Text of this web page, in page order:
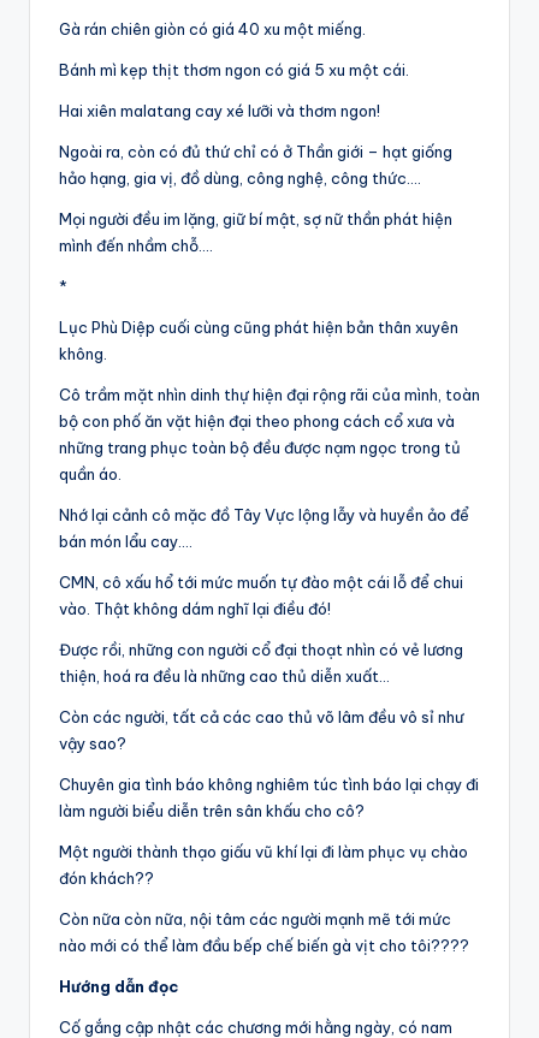
Gà rán chiên giòn có giá 40 xu một miếng.
Bánh mì kẹp thịt thơm ngon có giá 5 xu một cái.
Hai xiên malatang cay xé lưỡi và thơm ngon!
Ngoài ra, còn có đủ thứ chỉ có ở Thần giới – hạt giống
hảo hạng, gia vị, đồ dùng, công nghệ, công thức….
Mọi người đều im lặng, giữ bí mật, sợ nữ thần phát hiện
mình đến nhầm chỗ….
*
Lục Phù Diệp cuối cùng cũng phát hiện bản thân xuyên
không.
Cô trầm mặt nhìn dinh thự hiện đại rộng rãi của mình, toàn
bộ con phố ăn vặt hiện đại theo phong cách cổ xưa và
những trang phục toàn bộ đều được nạm ngọc trong tủ
quần áo.
Nhớ lại cảnh cô mặc đồ Tây Vực lộng lẫy và huyền ảo để
bán món lẩu cay….
CMN, cô xấu hổ tới mức muốn tự đào một cái lỗ để chui
vào. Thật không dám nghĩ lại điều đó!
Được rồi, những con người cổ đại thoạt nhìn có vẻ lương
thiện, hoá ra đều là những cao thủ diễn xuất…
Còn các người, tất cả các cao thủ võ lâm đều vô sỉ như
vậy sao?
Chuyên gia tình báo không nghiêm túc tình báo lại chạy đi
làm người biểu diễn trên sân khấu cho cô?
Một người thành thạo giấu vũ khí lại đi làm phục vụ chào
đón khách??
Còn nữa còn nữa, nội tâm các người mạnh mẽ tới mức
nào mới có thể làm đầu bếp chế biến gà vịt cho tôi????
Hướng dẫn đọc
Cố gắng cập nhật các chương mới hằng ngày, có nam